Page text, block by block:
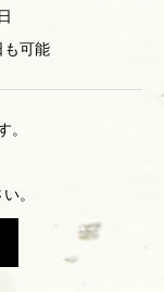
能
。
。